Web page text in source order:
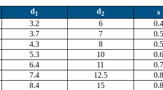
d1 d2
s
3.2 6
0.4
3.7 7
0.5
4.3 8
0.5
5.3 10
0.6
6.4 11
0.7
7.4 12.5
0.8
8.4 15
0.8